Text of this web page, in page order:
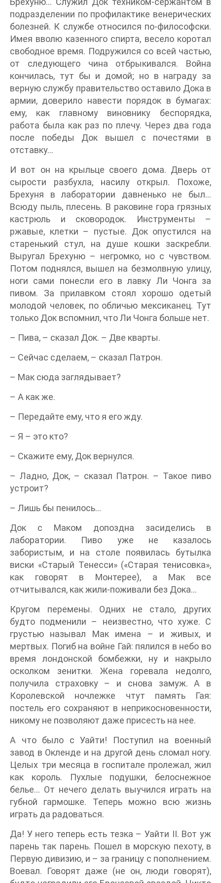
подразделении по профилактике венерических
болезней. К службе относился по-философски.
Имея вволю казенного спирта, весело коротал
свободное время. Подружился со всей частью,
от следующего чина отбрыкивался. Война
кончилась, тут бы и домой; но в награду за
верную службу правительство оставило Дока в
армии, доверило навести порядок в бумагах:
ему, как главному виновнику беспорядка,
работа была как раз по плечу. Через два года
после победы Док вышел с почестями в
отставку…
И вот он на крыльце своего дома. Дверь от
сырости разбухла, насилу открыл. Похоже,
Брехуня в лаборатории давненько не был…
Всюду пыль, плесень. В раковине гора грязных
кастрюль и сковородок. Инструменты –
ржавые, клетки – пустые. Док опустился на
старенький стул, на душе кошки заскребли.
Выругал Брехуню – негромко, но с чувством.
Потом поднялся, вышел на безмолвную улицу,
ноги сами понесли его в лавку Ли Чонга за
пивом. За прилавком стоял хорошо одетый
молодой человек, по обличью мексиканец. Тут
только Док вспомнил, что Ли Чонга больше нет.
– Пива, – сказал Док. – Две кварты.
– Сейчас сделаем, – сказал Патрон.
– Мак сюда заглядывает?
– А как же.
– Передайте ему, что я его жду.
– Я – это кто?
– Скажите ему, Док вернулся.
– Ладно, Док, – сказал Патрон. – Такое пиво
устроит?
– Лишь бы пенилось…
Док с Маком допоздна засиделись в
лаборатории. Пиво уже не казалось
забористым, и на столе появилась бутылка
виски «Старый Тенесси» («Старая тенисовка»,
как говорят в Монтерее), а Мак все
отчитывался, как жили-поживали без Дока…
Кругом перемены. Одних не стало, других
будто подменили – неизвестно, что хуже. С
грустью называл Мак имена – и живых, и
мертвых. Погиб на войне Гай: пялился в небо во
время лондонской бомбежки, ну и накрыло
осколком зенитки. Жена горевала недолго,
получила страховку – и снова замуж. А в
Королевской ночлежке чтут память Гая:
постель его сохраняют в неприкосновенности,
никому не позволяют даже присесть на нее.
А что было с Уайти! Поступил на военный
завод в Окленде и на другой день сломал ногу.
Целых три месяца в госпитале пролежал, жил
как король. Пухлые подушки, белоснежное
белье… От нечего делать выучился играть на
губной гармошке. Теперь можно всю жизнь
играть да радоваться.
Да! У него теперь есть тезка – Уайти II. Вот уж
парень так парень. Пошел в морскую пехоту, в
Первую дивизию, и – за границу с пополнением.
Воевал. Говорят даже (не он, люди говорят),